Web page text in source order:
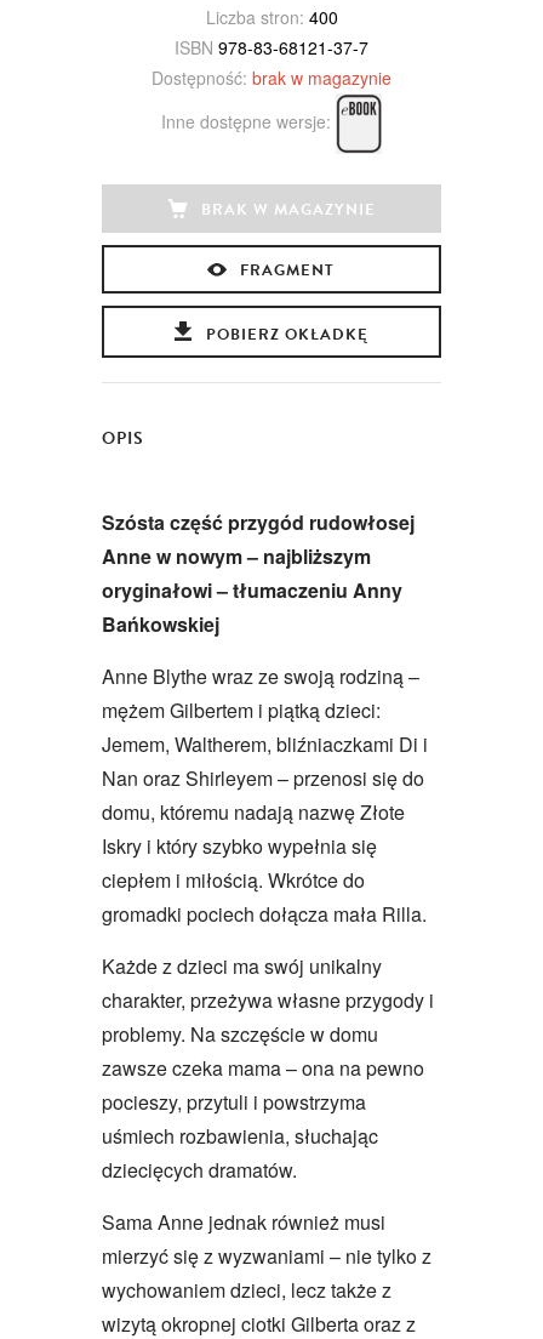
Liczba stron: 400
ISBN 978-83-68121-37-7
Dostępność: brak w magazynie
Inne dostępne wersje:
BRAK W MAGAZYNIE
FRAGMENT
POBIERZ OKŁADKĘ
OPIS
Szósta część przygód rudowłosej
Anne w nowym – najbliższym
oryginałowi – tłumaczeniu Anny
Bańkowskiej
Anne Blythe wraz ze swoją rodziną –
mężem Gilbertem i piątką dzieci:
Jemem, Waltherem, bliźniaczkami Di i
Nan oraz Shirleyem – przenosi się do
domu, któremu nadają nazwę Złote
Iskry i który szybko wypełnia się
ciepłem i miłością. Wkrótce do
gromadki pociech dołącza mała Rilla.
Każde z dzieci ma swój unikalny
charakter, przeżywa własne przygody i
problemy. Na szczęście w domu
zawsze czeka mama – ona na pewno
pocieszy, przytuli i powstrzyma
uśmiech rozbawienia, słuchając
dziecięcych dramatów.
Sama Anne jednak również musi
mierzyć się z wyzwaniami – nie tylko z
wychowaniem dzieci, lecz także z
wizytą okropnej ciotki Gilberta oraz z